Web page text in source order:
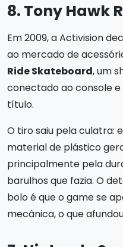
8. Tony Hawk
Em 2009, a Activision
ao mercado de
Ride Skateboard, um
conectado ao console
título.
O tiro saiu pela culatra:
material de plástico
principalmente pela
barulhos que fazia. O
bolo é que o game se
mecânica, o que